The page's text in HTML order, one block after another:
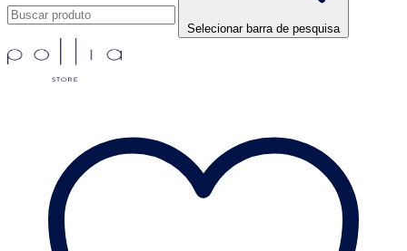
Selecionar barra de pesquisa